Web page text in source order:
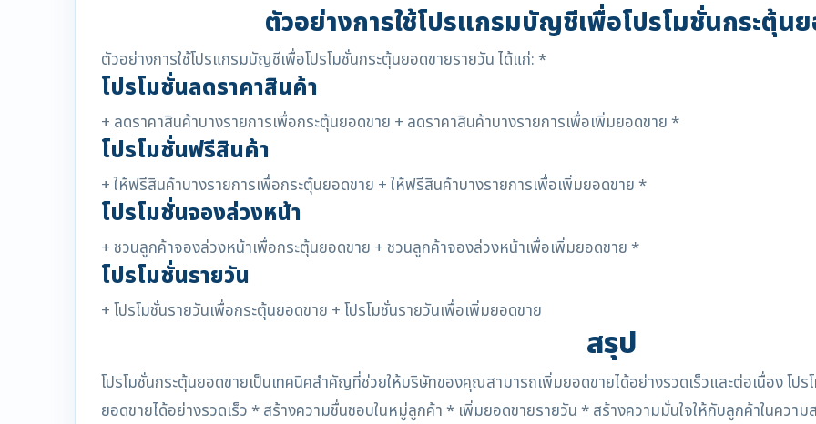
ตัวอย่างการใช้โปรแกรมบัญชีเพื่อโปรโมชั่นกระตุ้น
ตัวอย่างการใช้โปรแกรมบัญชีเพื่อโปรโมชั่นกระตุ้นยอดขายรายวัน ได้แก่: *
โปรโมชั่นลดราคาสินค้า
+ ลดราคาสินค้าบางรายการเพื่อกระตุ้นยอดขาย + ลดราคาสินค้าบางรายการเพื่อเพิ่มยอดขาย *
โปรโมชั่นฟรีสินค้า
+ ให้ฟรีสินค้าบางรายการเพื่อกระตุ้นยอดขาย + ให้ฟรีสินค้าบางรายการเพื่อเพิ่มยอดขาย *
โปรโมชั่นจองล่วงหน้า
+ ชวนลูกค้าจองล่วงหน้าเพื่อกระตุ้นยอดขาย + ชวนลูกค้าจองล่วงหน้าเพื่อเพิ่มยอดขาย *
โปรโมชั่นรายวัน
+ โปรโมชั่นรายวันเพื่อกระตุ้นยอดขาย + โปรโมชั่นรายวันเพื่อเพิ่มยอดขาย
สรุป
โปรโมชั่นกระตุ้นยอดขายเป็นเทคนิคสำคัญที่ช่วยให้บริษัทของคุณสามารถเพิ่มยอดขายได้อย่างรวดเร็วและต่อเนื่อง โ
ยอดขายได้อย่างรวดเร็ว * สร้างความชื่นชอบในหมู่ลูกค้า * เพิ่มยอดขายรายวัน * สร้างความมั่นใจให้กับลูกค้าในควา